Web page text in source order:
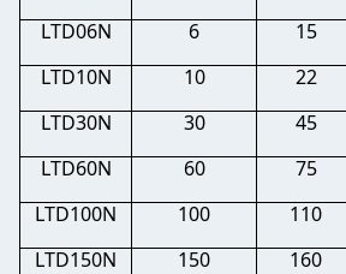
LTD06N
6 15
LTD10N
10 22
LTD30N
30 45
LTD60N
60 75
LTD100N
100 110
LTD150N
150 160